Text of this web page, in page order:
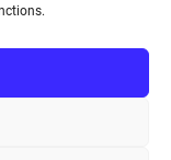
d’André-